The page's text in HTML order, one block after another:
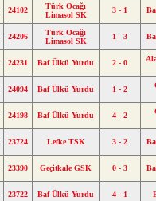
24102
Türk Ocağı
Limasol SK
3 - 1
24206
Türk Ocağı
Limasol SK
1 - 3
24231 Baf Ülkü Yurdu 2 - 0
24094 Baf Ülkü Yurdu 1 - 2
24198 Baf Ülkü Yurdu 4 - 2
23724 Lefke TSK 3 - 2
23390 Geçitkale GSK 0 - 3
23722 Baf Ülkü Yurdu 4 - 1